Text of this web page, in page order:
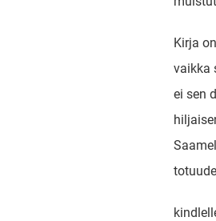
Kirja
vaikka
ei sen